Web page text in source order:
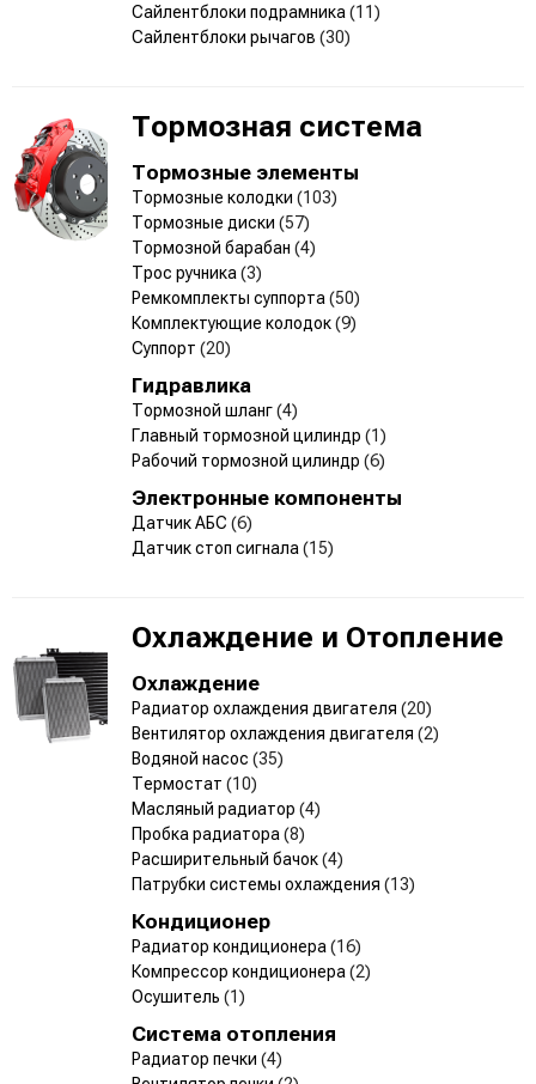
Сайлентблоки подрамника (11)
Сайлентблоки рычагов (30)
Тормозная система
Тормозные элементы
Тормозные колодки (103)
Тормозные диски (57)
Тормозной барабан (4)
Трос ручника (3)
Ремкомплекты суппорта (50)
Комплектующие колодок(9)
Суппорт (20)
Гидравлика
Тормозной шланг(4)
Главный тормозной цилиндр (1)
Рабочий тормозной цилиндр (6)
Электронные компоненты
Датчик АБС (6)
Датчик стоп сигнала (15)
Охлаждение и Отопление
Охлаждение
Радиатор охлаждения двигателя (20)
Вентилятор охлаждения двигателя (2)
Водяной насос (35)
Термостат (10)
Масляный радиатор (4)
Пробка радиатора (8)
Расширительный бачок(4)
Патрубки системы охлаждения (13)
Кондиционер
Радиатор кондиционера (16)
Компрессор кондиционера (2)
Осушитель (1)
Система отопления
Радиатор печки (4)